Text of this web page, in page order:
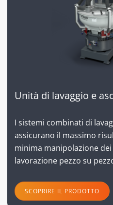
Unità di lavaggio e
I sistemi combinati di
assicurano il massimo
minima manipolazione
lavorazione pezzo su
SCOPRIRE IL PRODOTTO